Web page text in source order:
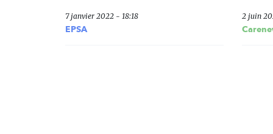
7 janvier 2022 - 18:18
EPSA
2 juin